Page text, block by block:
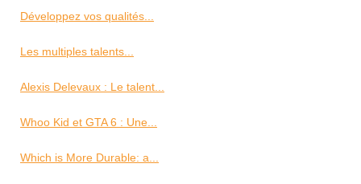
Développez vos qualités...
Les multiples talents...
Alexis Delevaux : Le talent...
Whoo Kid et GTA 6 : Une...
Which is More Durable: a...